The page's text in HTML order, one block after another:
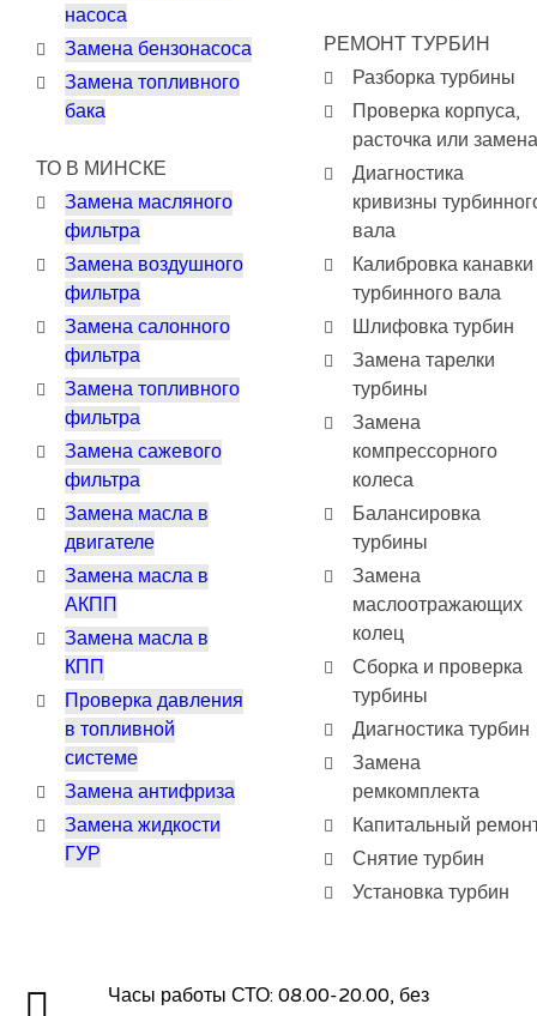
насоса
Замена бензонасоса
Замена топливного
бака
ТО В МИНСКЕ
Замена масляного
фильтра
Замена воздушного
фильтра
Замена салонного
фильтра
Замена топливного
фильтра
Замена сажевого
фильтра
Замена масла в
двигателе
Замена масла в
АКПП
Замена масла в
КПП
Проверка давления
в топливной
системе
Замена антифриза
Замена жидкости
ГУР
РЕМОНТ ТУРБИН
Разборка турбины
Проверка корпуса,
расточка или замена
Диагностика
кривизны
вала
Калибровка канавки
турбинного вала
Шлифовка турбин
Замена тарелки
турбины
Замена
компрессорного
колеса
Балансировка
турбины
Замена
маслоотражающих
колец
Сборка и проверка
турбины
Диагностика турбин
Замена
ремкомплекта
Капитальный
Снятие турбин
Установка турбин
Часы работы СТО: 08.00-20.00, без